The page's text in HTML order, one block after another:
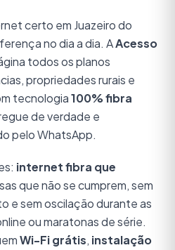
certo em Juazeiro do
no dia a dia. AAcesso
todos os planos
propriedades rurais e
tecnologia100% fibra
de verdade e
pelo WhatsApp.
internet fibra que
que não se cumprem, sem
e sem oscilação durante as
ou maratonas de série.
Wi-Fi grátis, instalação